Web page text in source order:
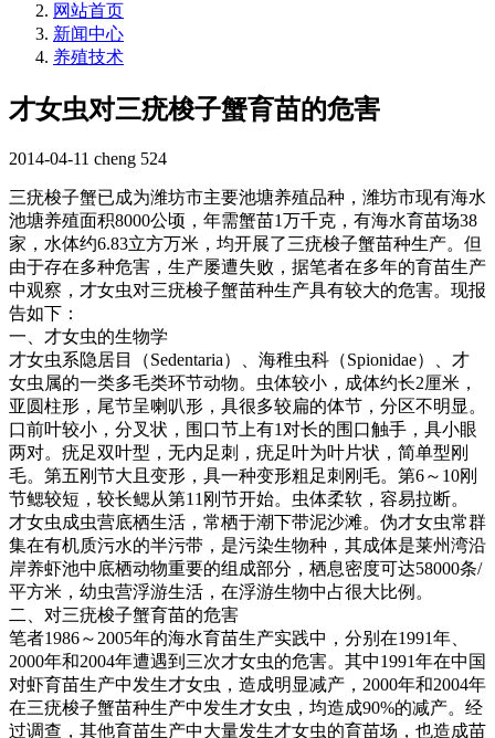
网站首页
新闻中心
养殖技术
才女虫对三疣梭子蟹育苗的危害
2014-04-11 cheng 524
三疣梭子蟹已成为潍坊市主要池塘养殖品种，潍坊市现有海水
池塘养殖面积8000公顷，年需蟹苗1万千克，有海水育苗场38
家，水体约6.83立方万米，均开展了三疣梭子蟹苗种生产。但
由于存在多种危害，生产屡遭失败，据笔者在多年的育苗生产
中观察，才女虫对三疣梭子蟹苗种生产具有较大的危害。现报
告如下：
一、才女虫的生物学
才女虫系隐居目（Sedentaria）、海稚虫科（Spionidae）、才
女虫属的一类多毛类环节动物。虫体较小，成体约长2厘米，
亚圆柱形，尾节呈喇叭形，具很多较扁的体节，分区不明显。
口前叶较小，分叉状，围口节上有1 对长的围口触手，具小眼
两对。疣足双叶型，无内足刺，疣足叶为叶片状，简单型刚
毛。第五刚节大且变形，具一种变形粗足刺刚毛。第6～ 10刚
节鳃较短，较长鳃从第11 刚节开始。虫体柔软，容易拉断。
才女虫成虫营底栖生活，常栖于潮下带泥沙滩。伪才女虫常群
集在有机质污水的半污带，是污染生物种，其成体是莱州湾沿
岸养虾池中底栖动物重要的组成部分，栖息密度可达58000条/
平方米，幼虫营浮游生活，在浮游生物中占很大比例。
二、对三疣梭子蟹育苗的危害
笔者1986～ 2005年的海水育苗生产实践中，分别在1991年、
2000年和2004年遭遇到三次才女虫的危害。其中1991年在中国
对虾育苗生产中发生才女虫，造成明显减产， 2000年和2004年
在三疣梭子蟹苗种生产中发生才女虫，均造成90%的减产。经
过调查，其他育苗生产中大量发生才女虫的育苗场，也造成苗